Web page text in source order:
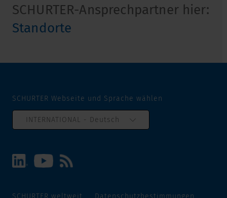
SCHURTER-Ansprechpartner hier:
Standorte
SCHURTER Webseite und Sprache wählen
INTERNATIONAL - Deutsch
SCHURTER weltweit Datenschutzbestimmungen